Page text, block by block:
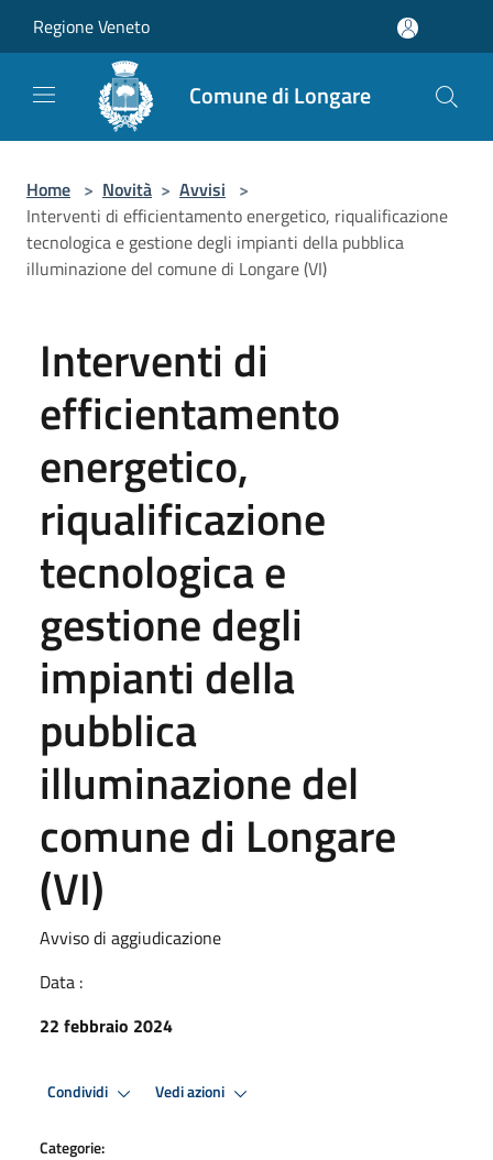
Regione Veneto
Comune di Longare
Home > Novità > Avvisi >
Interventi di efficientamento energetico, riqualificazione
tecnologica e gestione degli impianti della pubblica
illuminazione del comune di Longare (VI)
Interventi di
efficientamento
energetico,
riqualificazione
tecnologica e
gestione degli
impianti della
pubblica
illuminazione del
comune di Longare
(VI)
Avviso di aggiudicazione
Data :
22 febbraio 2024
Condividi Vedi azioni
Categorie: